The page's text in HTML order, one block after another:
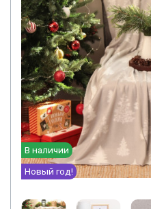
В наличии
Новый год!